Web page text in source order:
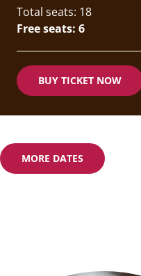
Total seats: 18
Free seats: 6
BUY TICKET NOW
MORE DATES